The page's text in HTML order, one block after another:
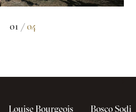
01 /04
Louise Bourgeois
Bosco Sodi